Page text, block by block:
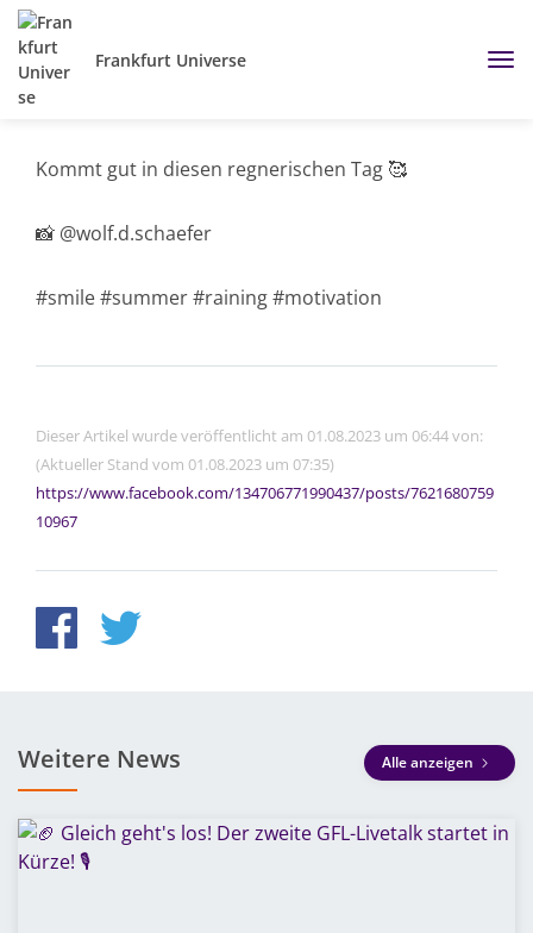
Frankfurt Universe
Kommt gut in diesen regnerischen Tag 🥰
📸 @wolf.d.schaefer
#smile #summer #raining #motivation
Dieser Artikel wurde veröffentlicht am 01.08.2023 um 06:44 von:
(Aktueller Stand vom 01.08.2023 um 07:35)
https://www.facebook.com/134706771990437/posts/7621680759
10967
Weitere News Alle anzeigen